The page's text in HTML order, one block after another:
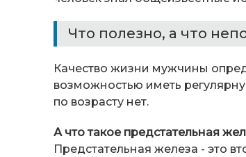
Что полезно, а что
Качество жизни мужчины
возможностью иметь
по возрасту нет.
А что такое предстательная
Предстательная железа - это